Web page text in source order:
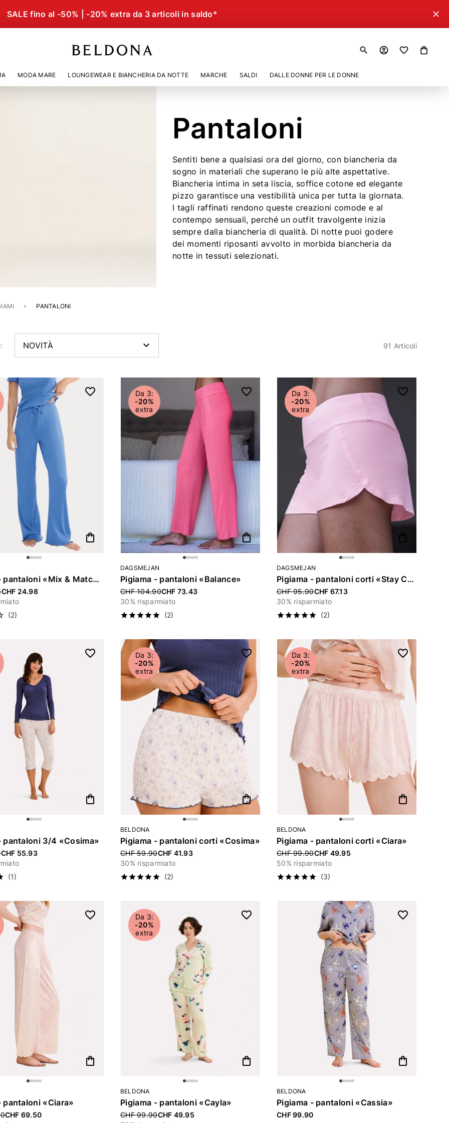
SALE fino al -50% | -20% extra da 3 articoli in saldo* close
search account_circle shopping_bag
MODA MARE LOUNGEWEAR E BIANCHERIA DA NOTTE MARCHE SALDI DALLE DONNE PER LE DONNE
Pantaloni
Sentiti bene a qualsiasi ora del giorno, con biancheria da
sogno in materiali che superano le più alte aspettative.
Biancheria intima in seta liscia, soffice cotone ed elegante
pizzo garantisce una vestibilità unica per tutta la giornata.
I tagli raffinati rendono queste creazioni comode e al
contempo sensuali, perché un outfit travolgente inizia
sempre dalla biancheria di qualità. Di notte puoi godere
dei momenti riposanti avvolto in morbida biancheria da
notte in tessuti selezionati.
PANTALONI
Loungewear e biancheria da notte
Pantaloni
91 Articoli
shopping_bag
Pigiama - pantaloni «Mix & Match Pointelle»
from
CHF 24.98
(2)
shopping_bag
Da 3:
-20%
extra
DAGSMEJAN
Pigiama - pantaloni «Balance»
Price reduced from
CHF 104.90CHF 73.43
30% risparmiato
(2)
shopping_bag
Da 3:
-20%
extra
DAGSMEJAN
Pigiama - pantaloni corti «Stay Cool»
Price reduced from
CHF 95.90CHF 67.13
30% risparmiato
(2)
shopping_bag
pantaloni 3/4 «Cosima»
from
CHF 55.93
(1)
shopping_bag
Da 3:
-20%
extra
BELDONA
Pigiama - pantaloni corti «Cosima»
Price reduced from
CHF 59.90CHF 41.93
30% risparmiato
(2)
shopping_bag
Da 3:
-20%
extra
BELDONA
Pigiama - pantaloni corti «Ciara»
Price reduced from
CHF 99.90CHF 49.95
50% risparmiato
(3)
shopping_bag
pantaloni «Ciara»
from
CHF 69.50
shopping_bag
Da 3:
-20%
extra
BELDONA
Pigiama - pantaloni «Cayla»
Price reduced from
CHF 99.90CHF 49.95
shopping_bag
BELDONA
Pigiama - pantaloni «Cassia»
CHF 99.90